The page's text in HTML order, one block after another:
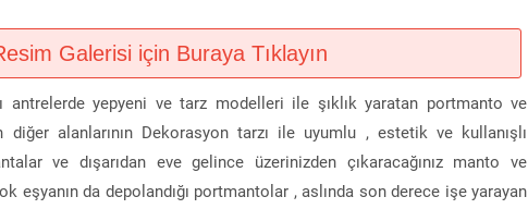
Galerisi için Buraya Tıklayın
antrelerde yepyeni ve tarz modelleri ile şıklık yaratan portmanto ve
diğer alanlarının Dekorasyon tarzı ile uyumlu , estetik ve kullanışlı
ve dışarıdan eve gelince üzerinizden çıkaracağınız manto ve
eşyanın da depolandığı portmantolar , aslında son derece işe yarayan